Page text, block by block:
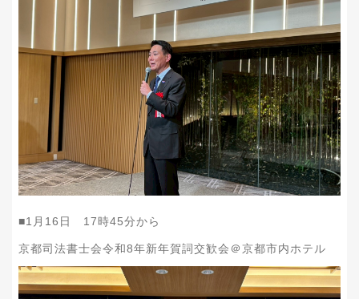
■1月16日 17時45分から
京都司法書士会令和8年新年賀詞交歓会＠京都市内ホテル